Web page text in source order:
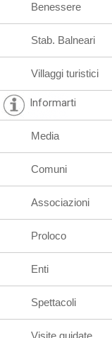
Benessere
Stab. Balneari
Villaggi turistici
Informarti
Media
Comuni
Associazioni
Proloco
Enti
Spettacoli
Visite guidate